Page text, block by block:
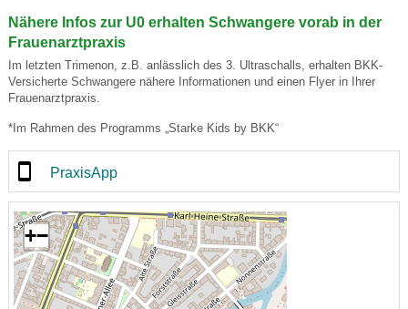
Nähere Infos zur U0 erhalten Schwangere vorab in der
Frauenarztpraxis
Im letzten Trimenon, z.B. anlässlich des 3. Ultraschalls, erhalten BKK-
Versicherte Schwangere nähere Informationen und einen Flyer in Ihrer
Frauenarztpraxis.
*Im Rahmen des Programms „Starke Kids by BKK“
PraxisApp
+−